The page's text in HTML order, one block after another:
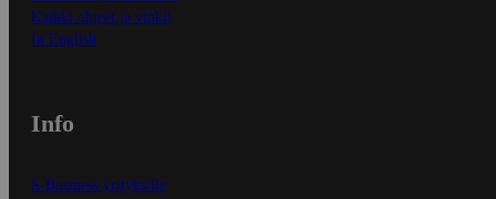
Kaikki ohjeet ja vinkit
In English
Info
S-Business yrityksille